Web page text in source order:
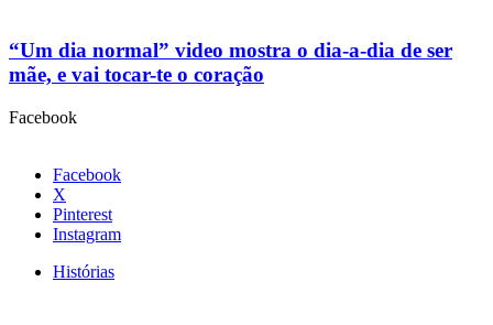
“Um dia normal” video mostra o dia-a-dia de ser
mãe, e vai tocar-te o coração
Facebook
Facebook
X
Pinterest
Instagram
Histórias